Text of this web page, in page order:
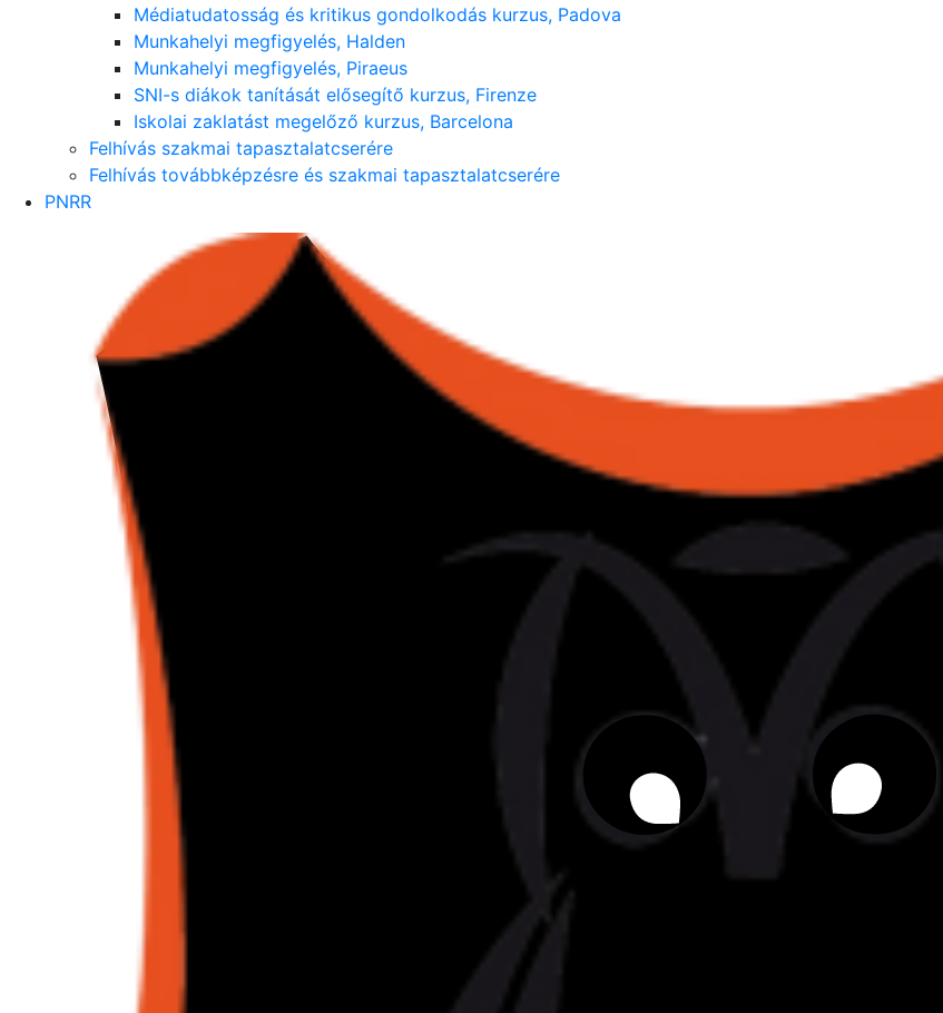
Médiatudatosság és kritikus gondolkodás kurzus, Padova
Munkahelyi megfigyelés, Halden
Munkahelyi megfigyelés, Piraeus
SNI-s diákok tanítását elősegítő kurzus, Firenze
Iskolai zaklatást megelőző kurzus, Barcelona
Felhívás szakmai tapasztalatcserére
Felhívás továbbképzésre és szakmai tapasztalatcserére
PNRR